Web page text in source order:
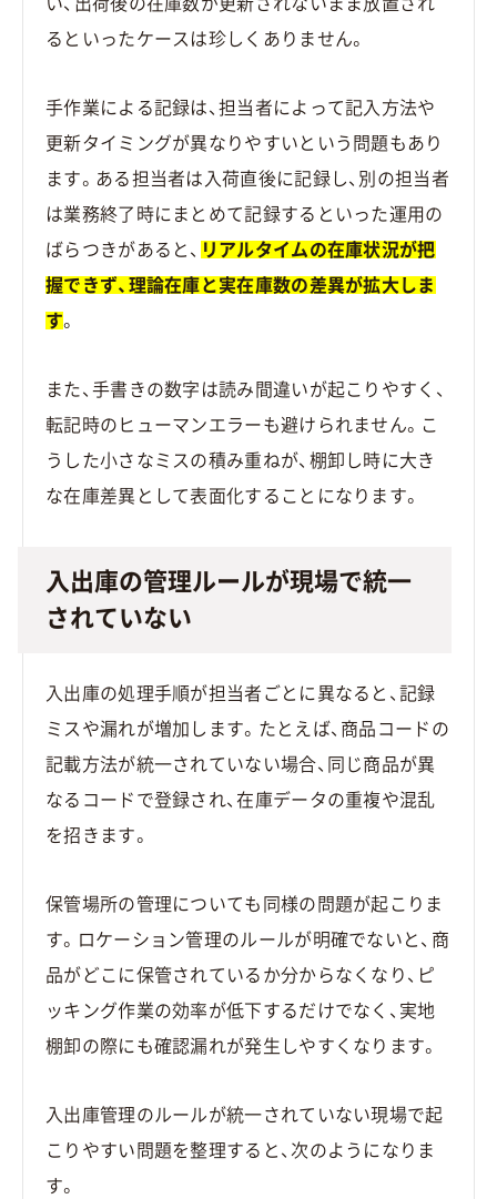
るといったケースは珍しくありません。
手作業による記録は、担当者によって記入方法や
更新タイミングが異なりやすいという問題もあり
ます。ある担当者は入荷直後に記録し、別の担当者
は業務終了時にまとめて記録するといった運用の
ばらつきがあると、
リアルタイムの在庫状況が把
握できず、理論在庫と実在庫数の差異が拡大しま
す。
また、手書きの数字は読み間違いが起こりやすく、
転記時のヒューマンエラーも避けられません。こ
うした小さなミスの積み重ねが、棚卸し時に大き
な在庫差異として表面化することになります。
入出庫の管理ルールが現場で統一
されていない
入出庫の処理手順が担当者ごとに異なると、記録
ミスや漏れが増加します。たとえば、商品コードの
記載方法が統一されていない場合、同じ商品が異
なるコードで登録され、在庫データの重複や混乱
を招きます。
保管場所の管理についても同様の問題が起こりま
す。ロケーション管理のルールが明確でないと、商
品がどこに保管されているか分からなくなり、ピ
ッキング作業の効率が低下するだけでなく、実地
棚卸の際にも確認漏れが発生しやすくなります。
入出庫管理のルールが統一されていない現場で起
こりやすい問題を整理すると、次のようになりま
す。